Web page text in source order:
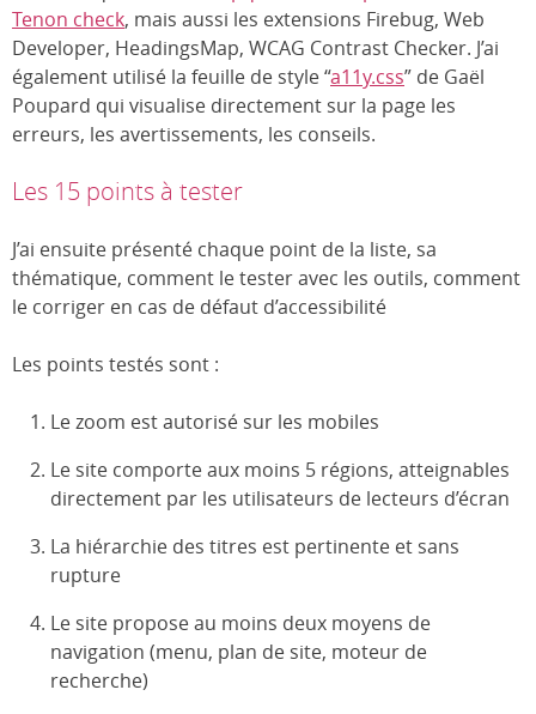
Tenon check, mais aussi les extensions Firebug, Web
Developer, HeadingsMap, WCAG Contrast Checker. J’ai
également utilisé la feuille de style “a11y.css” de Gaël
Poupard qui visualise directement sur la page les
erreurs, les avertissements, les conseils.
Les 15 points à tester
J’ai ensuite présenté chaque point de la liste, sa
thématique, comment le tester avec les outils, comment
le corriger en cas de défaut d’accessibilité
Les points testés sont :
Le zoom est autorisé sur les mobiles
Le site comporte aux moins 5 régions, atteignables
directement par les utilisateurs de lecteurs d’écran
La hiérarchie des titres est pertinente et sans
rupture
Le site propose au moins deux moyens de
navigation (menu, plan de site, moteur de
recherche)